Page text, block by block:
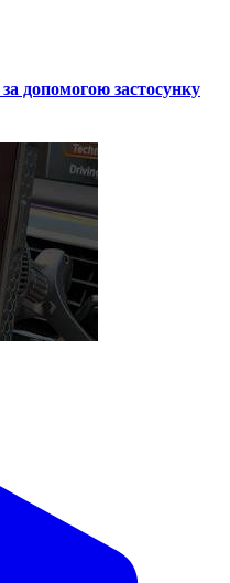
допомогою застосунку